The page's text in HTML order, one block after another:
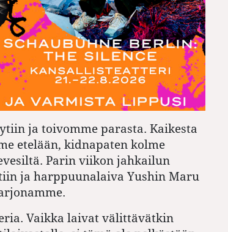
ja toivomme parasta. Kaikesta
etelään, kidnapaten kolme
Parin viikon jahkailun
ja harppuunalaiva Yushin Maru
Vaikka laivat välittävätkin